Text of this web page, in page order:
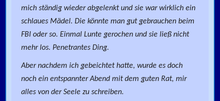
mich ständig wieder abgelenkt und sie war wirklich ein
schlaues Mädel. Die könnte man gut gebrauchen beim
FBI oder so. Einmal Lunte gerochen und sie ließ nicht
mehr los. Penetrantes Ding.
Aber nachdem ich gebeichtet hatte, wurde es doch
noch ein entspannter Abend mit dem guten Rat, mir
alles von der Seele zu schreiben.